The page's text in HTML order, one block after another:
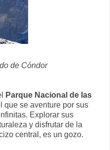
de Cóndor
Parque Nacional de las
que se aventure por sus
Explorar sus
y disfrutar de la
central, es un gozo.